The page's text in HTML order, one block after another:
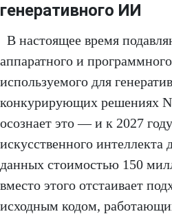
генеративного ИИ
В настоящее время
аппаратного и
используемого для
конкурирующих решениях
осознает это — и к 2027
искусственного интеллекта
данных стоимостью 150
вместо этого отстаивает
исходным кодом,